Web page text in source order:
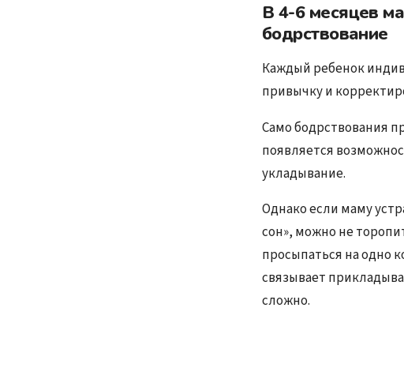
В 4-6 месяцев
бодрствование
Каждый ребенок
привычку и
Само бодрствования
появляется
укладывание.
Однако если маму
сон», можно не
просыпаться на одно
связывает
сложно.